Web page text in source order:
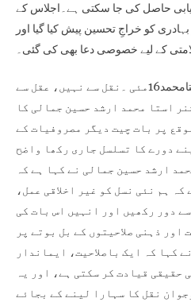
حاصل کی جا سکتی ہے۔اجلاس کے
کو خراجِ تحسین پیش کیا گیا اور
خبرنامہ نمبر3726/2025استامحمد16مئی ۔نقل سے نہیں، عقل سے
استا محمد ارشد حسین جمالی کا
پر بات چیت دیگر مصروفیات کے
دورے کا تسلسل جاری رکھا واضح
ارشد حسین جمالی نے کہا ہے کہ
ہم نئی نسل کو غیر اخلاقی عمل،
دور رکھیں اور انہیں اس بات کی
ذہنی صلاحیتوں کے بل بوتے پر
کہا کہ ایک باصلاحیت، ایماندار
حقیقی قیادت کر سکتی ہے، اور یہ
نقل کا سہارا لینے کے بجائے